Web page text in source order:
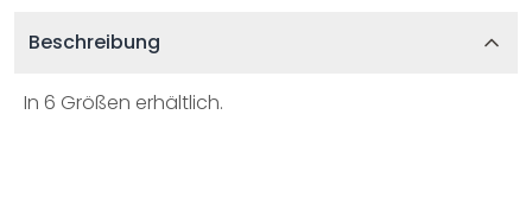
Beschreibung
In 6 Größen erhältlich.